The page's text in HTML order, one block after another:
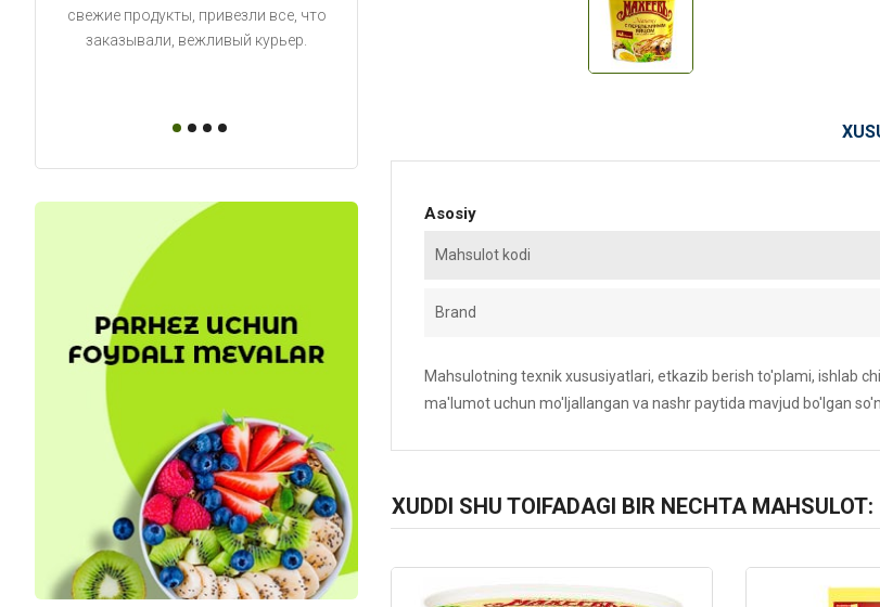
свежие продукты, привезли все, что
заказывали, вежливый курьер.
привезли раньше назначенного
времени. Курьер Анвар, спасибо ему!
Asosiy
Mahsulot kodi
Brand
Mahsulotning texnik xususiyatlari, etkazib berish to'plami, ishlab
ma'lumot uchun mo'ljallangan va nashr paytida mavjud bo'lgan
XUDDI SHU TOIFADAGI BIR NECHTA MAHSULOT:
Kod: 6211 Kod: 3102 Kod: 236